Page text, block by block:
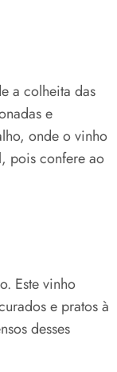
a colheita das
e
onde o vinho
pois confere ao
Este vinho
e pratos à
desses